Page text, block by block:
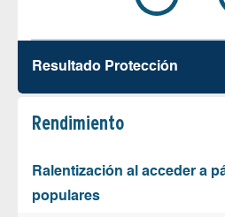
Resultado Protección
Rendimiento
Ralentización al acceder a
populares